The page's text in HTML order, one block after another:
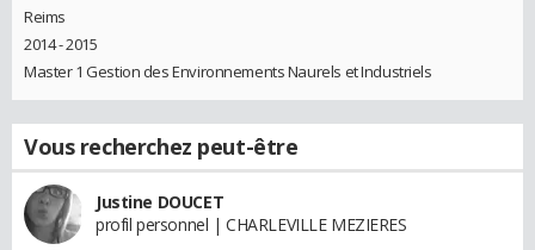
Reims
2014 - 2015
Master 1 Gestion des Environnements Naurels et Industriels
Vous recherchez peut-être
Justine DOUCET
profil personnel | CHARLEVILLE MEZIERES